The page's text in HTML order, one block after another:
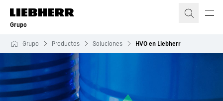
Grupo
Grupo Productos Soluciones HVO en Liebherr